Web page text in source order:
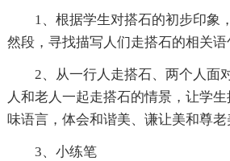
1、根据学生对搭石的初步印象
然段，寻找描写人们走搭石的相关
2、从一行人走搭石、两个人面
人和老人一起走搭石的情景，让学
味语言，体会和谐美、谦让美和尊老
3、小练笔